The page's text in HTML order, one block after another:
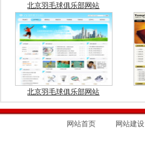
北京羽毛球俱乐部网站
北京羽毛球俱乐部网站
网站首页 网站建设